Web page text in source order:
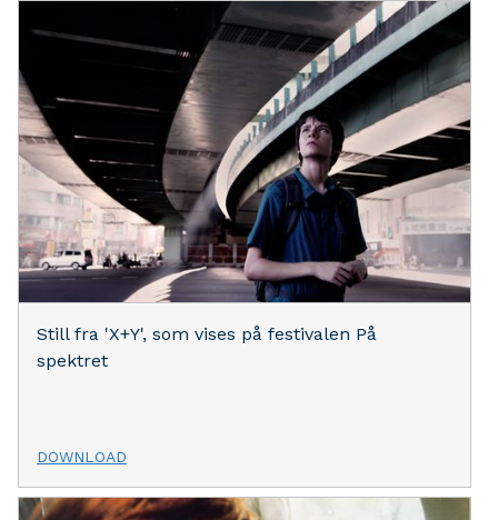
Still fra 'X+Y', som vises på festivalen På
spektret
DOWNLOAD